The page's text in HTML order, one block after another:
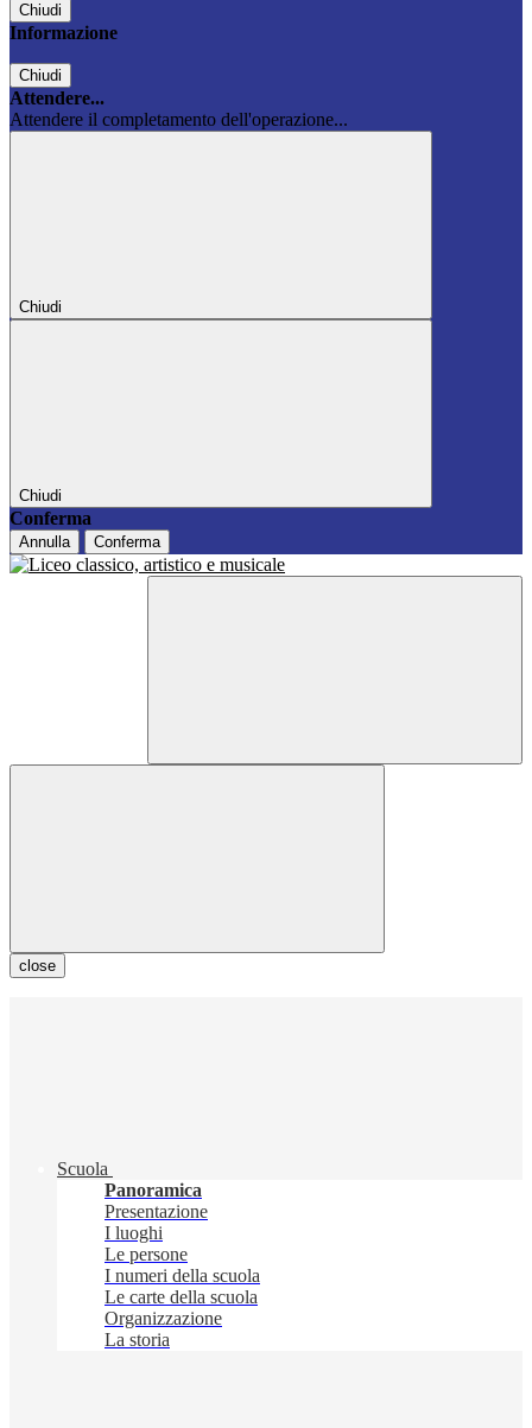
Chiudi
Informazione
Chiudi
Attendere...
Attendere il completamento dell'operazione...
Chiudi
Chiudi
Conferma
Annulla Conferma
close
Scuola
Panoramica
Presentazione
I luoghi
Le persone
I numeri della scuola
Le carte della scuola
Organizzazione
La storia